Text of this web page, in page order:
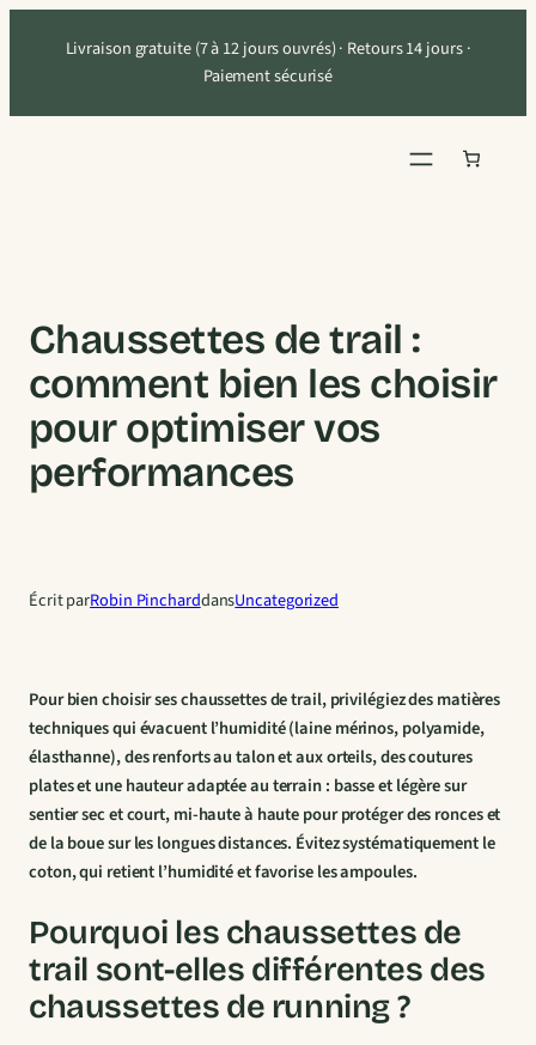
Livraison gratuite (7 à 12 jours ouvrés) · Retours 14 jours ·
Paiement sécurisé
Chaussettes de trail :
comment bien les choisir
pour optimiser vos
performances
Écrit parRobin PincharddansUncategorized
Pour bien choisir ses chaussettes de trail, privilégiez des matières
techniques qui évacuent l’humidité (laine mérinos, polyamide,
élasthanne), des renforts au talon et aux orteils, des coutures
plates et une hauteur adaptée au terrain : basse et légère sur
sentier sec et court, mi-haute à haute pour protéger des ronces et
de la boue sur les longues distances. Évitez systématiquement le
coton, qui retient l’humidité et favorise les ampoules.
Pourquoi les chaussettes de
trail sont-elles différentes des
chaussettes de running ?